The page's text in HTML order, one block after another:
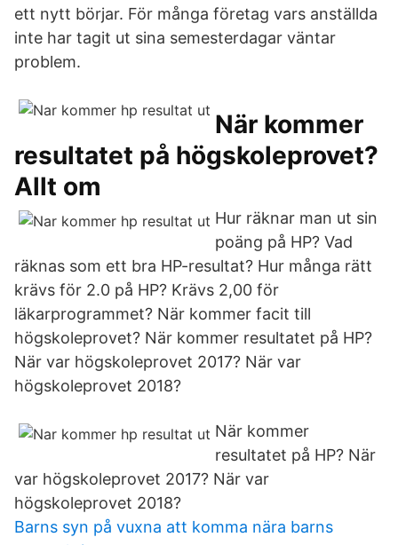
ett nytt börjar. För många företag vars anställda
inte har tagit ut sina semesterdagar väntar
problem.
När kommer
resultatet på högskoleprovet?
Allt om
Hur räknar man ut sin
poäng på HP? Vad
räknas som ett bra HP-resultat? Hur många rätt
krävs för 2.0 på HP? Krävs 2,00 för
läkarprogrammet? När kommer facit till
högskoleprovet? När kommer resultatet på HP?
När var högskoleprovet 2017? När var
högskoleprovet 2018?
När kommer
resultatet på HP? När
var högskoleprovet 2017? När var
högskoleprovet 2018?
Barns syn på vuxna att komma nära barns